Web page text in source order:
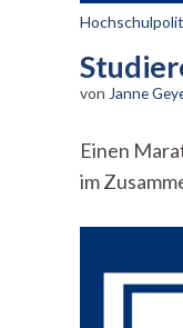
von Janne
Einen
im